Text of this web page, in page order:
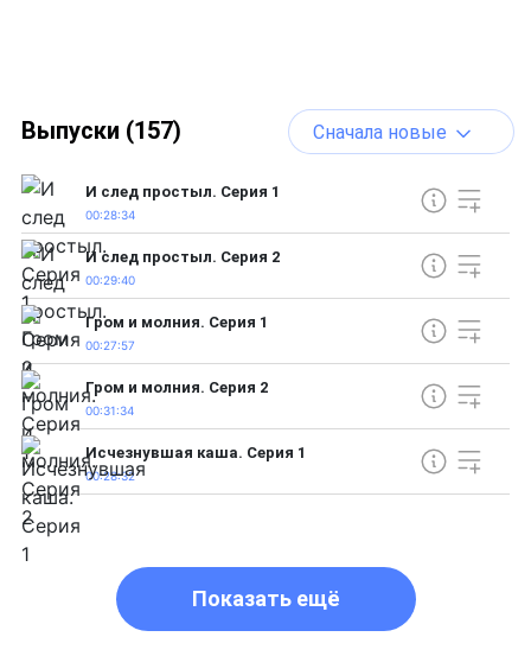
Выпуски (157) Сначала новые
И след простыл. Серия 1
00:28:34
И след простыл. Серия 2
00:29:40
Гром и молния. Серия 1
00:27:57
Гром и молния. Серия 2
00:31:34
Исчезнувшая каша. Серия 1
00:28:32
Показать ещё